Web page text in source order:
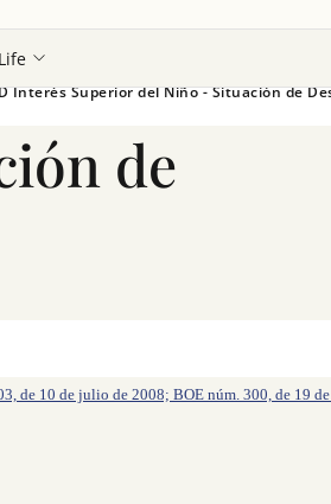
Interés Superior del Niño - Situación de
de
de 10 de julio de 2008; BOE núm. 300, de 19